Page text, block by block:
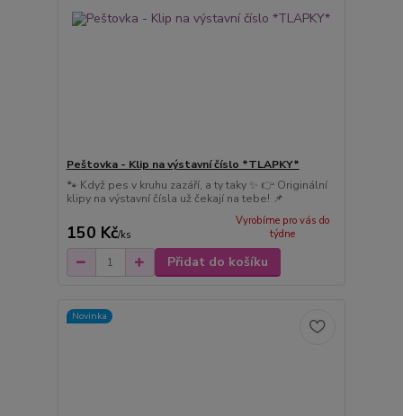
Peštovka - Klip na výstavní číslo *TLAPKY*
🐾 Když pes v kruhu zazáří, a ty taky ✨ 👉 Originální
klipy na výstavní čísla už čekají na tebe! 📌
150 Kč/ks
Vyrobíme pro vás do
týdne
Přidat do košíku
Novinka